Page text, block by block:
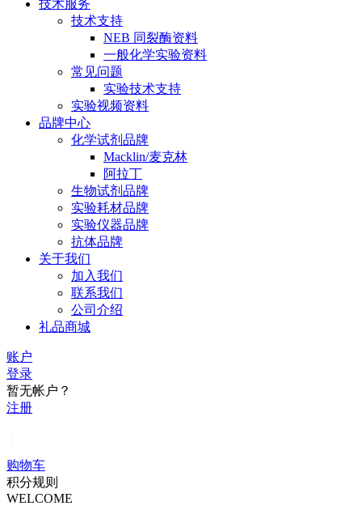
技术服务
技术支持
NEB 同裂酶资料
一般化学实验资料
常见问题
实验技术支持
实验视频资料
品牌中心
化学试剂品牌
Macklin/麦克林
阿拉丁
生物试剂品牌
实验耗材品牌
实验仪器品牌
抗体品牌
关于我们
加入我们
联系我们
公司介绍
礼品商城
账户
登录
暂无帐户？
注册
购物车
积分规则
WELCOME